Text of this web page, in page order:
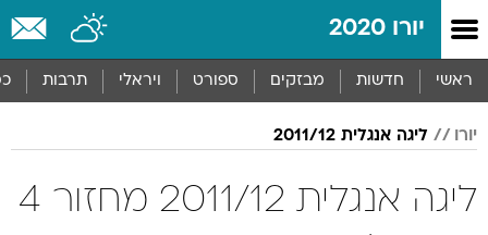
יורו 2020
ראשי חדשות מבזקים ספורט ויראלי תרבות
יורו ליגה אנגלית 2011/12
ליגה אנגלית 2011/12 מחזור 4